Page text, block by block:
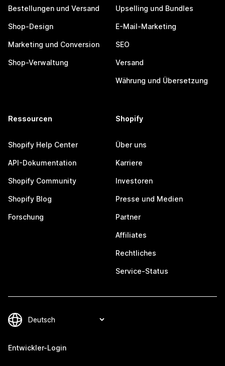
Bestellungen und Versand
Shop-Design
Marketing und Conversion
Shop-Verwaltung
Upselling und Bundles
E-Mail-Marketing
SEO
Versand
Währung und Übersetzung
Ressourcen
Shopify Help Center
API-Dokumentation
Shopify Community
Shopify Blog
Forschung
Shopify
Über uns
Karriere
Investoren
Presse und Medien
Partner
Affiliates
Rechtliches
Service-Status
Entwickler-Login